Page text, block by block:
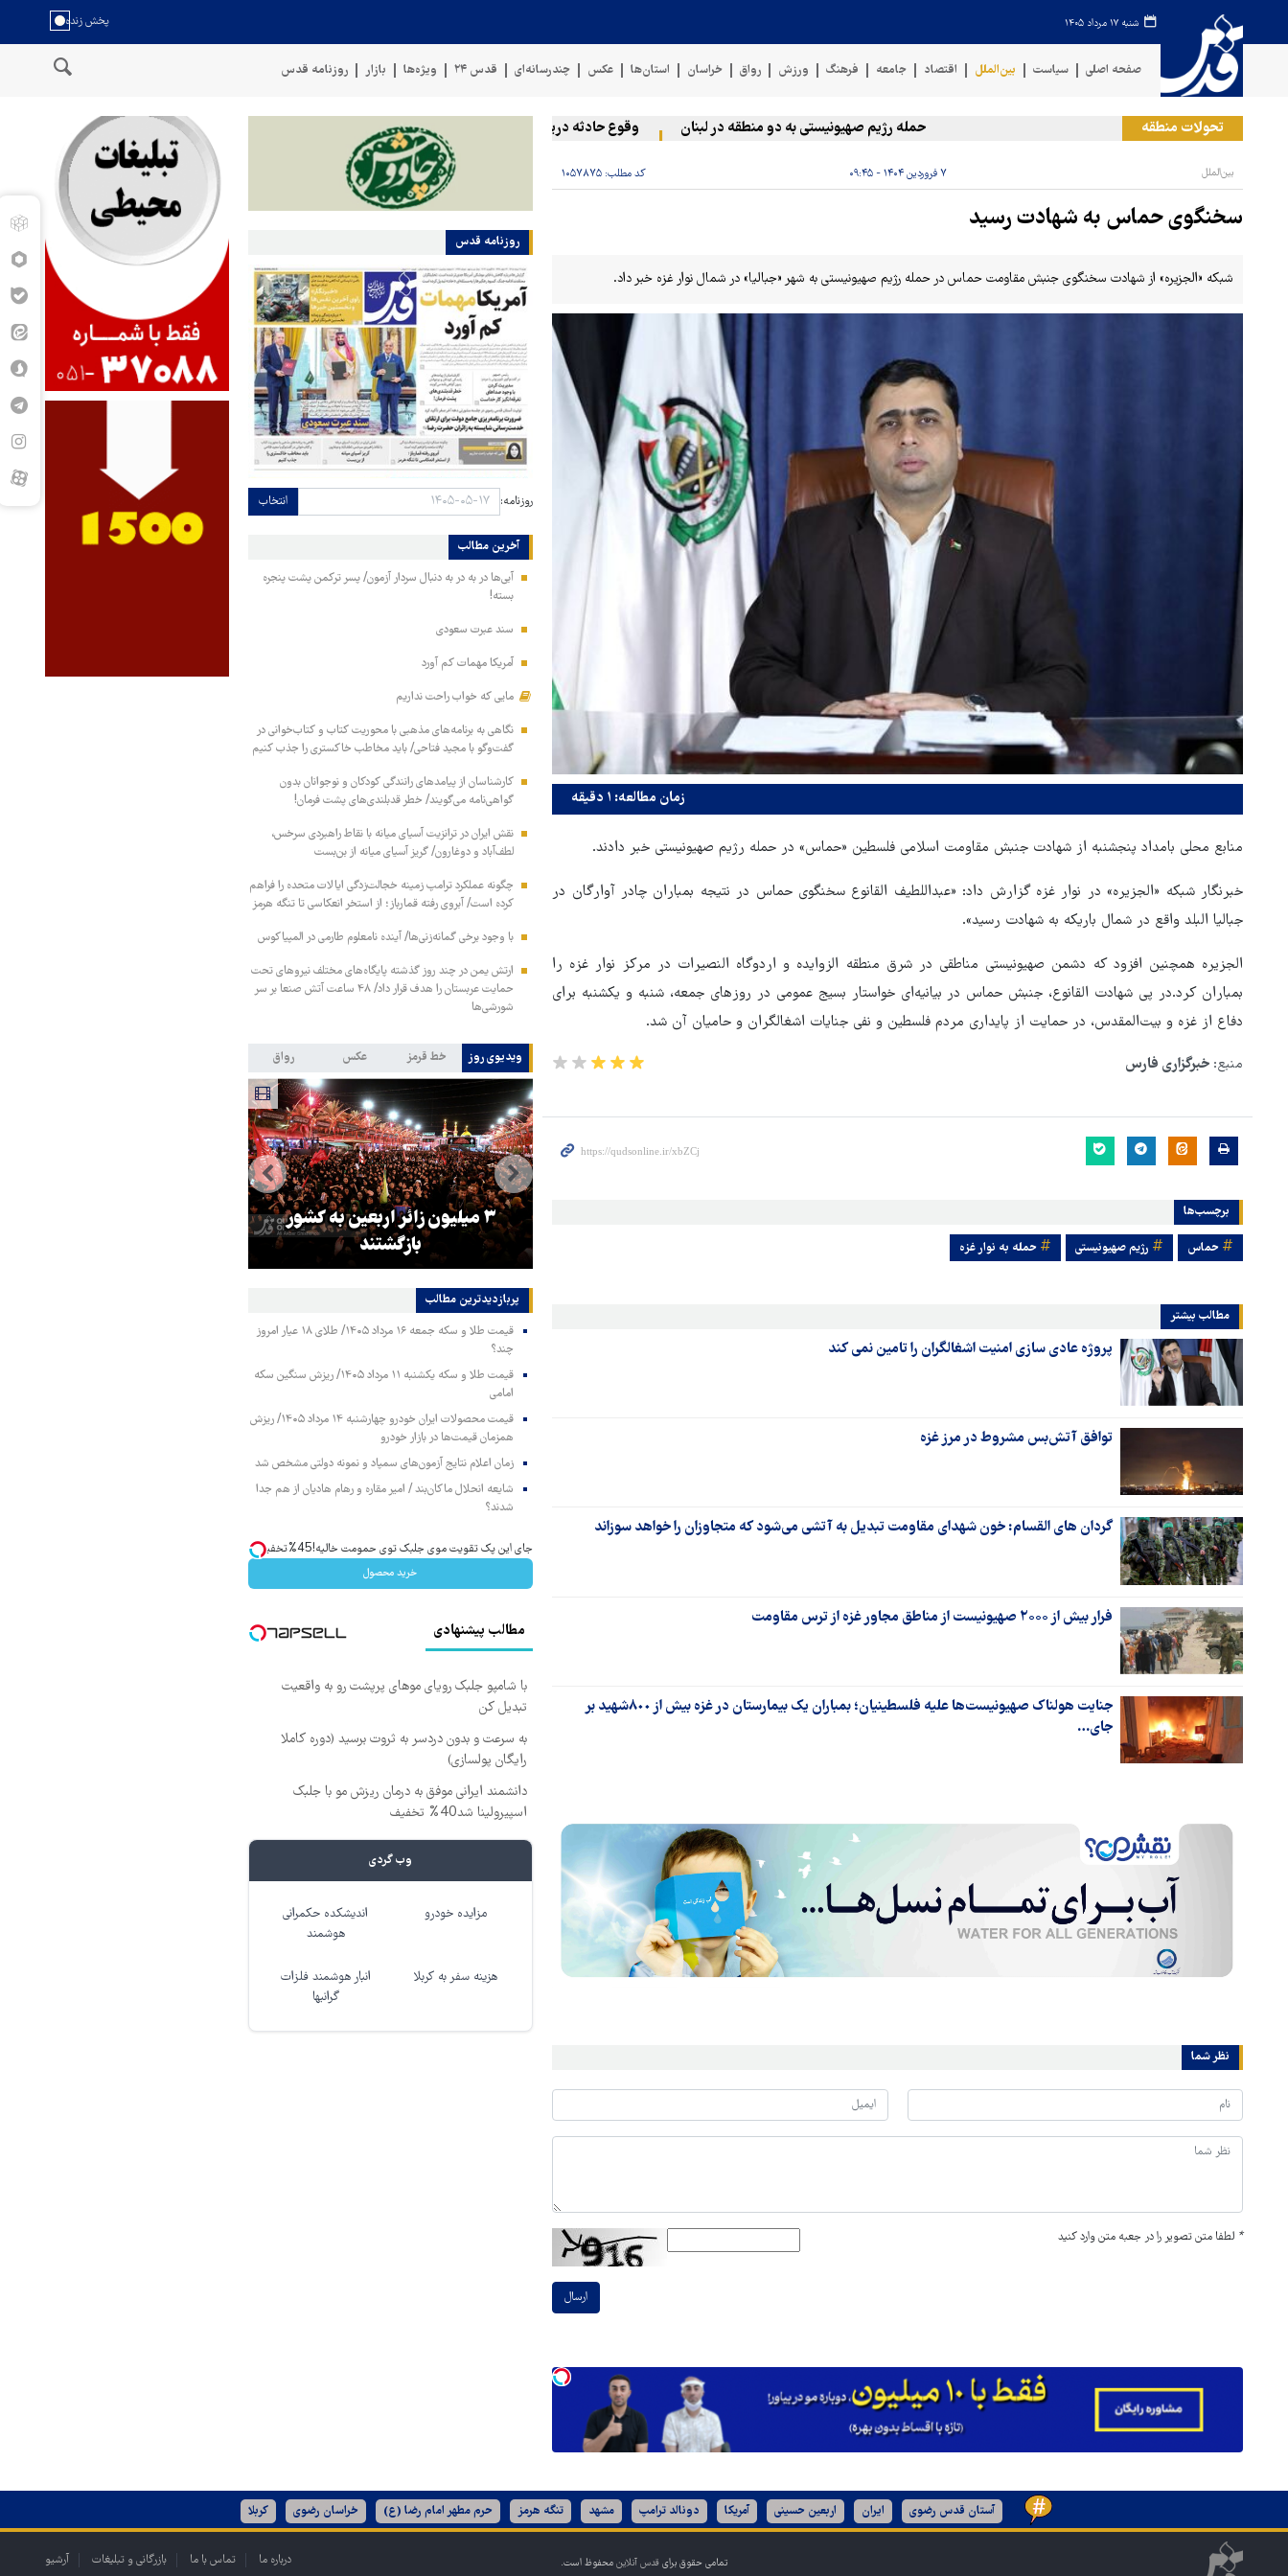
شنبه ۱۷ مرداد ۱۴۰۵
صفحه اصلی سیاست بین‌الملل اقتصاد جامعه فرهنگ ورزش رواق خراسان استان‌ها عکس چندرسانه‌ای قدس ۲۴ ویژه‌ها بازار روزنامه قدس
تحولات منطقه حمله رژیم صهیونیستی به دو منطقه در لبنان وقوع حادثه دریایی در سواحل عمان سخنگوی نیروهای مسلح یمن: کشتی نفتی عربستان را با موشک بالستیک هدف
بین‌الملل ۷ فروردین ۱۴۰۴ - ۰۹:۴۵ کد مطلب: ۱۰۵۷۸۷۵
سخنگوی حماس به شهادت رسید
شبکه «الجزیره» از شهادت سخنگوی جنبش مقاومت حماس در حمله رژیم صهیونیستی به شهر «جبالیا» در شمال نوار غزه خبر داد.
زمان مطالعه: ۱ دقیقه
منابع محلی بامداد پنجشنبه از شهادت جنبش مقاومت اسلامی فلسطین «حماس» در حمله رژیم صهیونیستی خبر دادند.
خبرنگار شبکه «الجزیره» در نوار غزه گزارش داد: «عبداللطیف القانوع سخنگوی حماس در نتیجه بمباران چادر آوارگان در
جبالیا البلد واقع در شمال باریکه به شهادت رسید».
الجزیره همچنین افزود که دشمن صهیونیستی مناطقی در شرق منطقه الزوایده و اردوگاه النصیرات در مرکز نوار غزه را
بمباران کرد.در پی شهادت القانوع، جنبش حماس در بیانیه‌ای خواستار بسیج عمومی در روزهای جمعه، شنبه و یکشنبه برای
دفاع از غزه و بیت‌المقدس، در حمایت از پایداری مردم فلسطین و نفی جنایات اشغالگران و حامیان آن شد.
منبع: خبرگزاری فارس
برچسب‌ها
حماس رژیم صهیونیستی حمله به نوار غزه
مطالب بیشتر
پروژه عادی سازی امنیت اشغالگران را تامین نمی کند
توافق آتش‌بس مشروط در مرز غزه
گردان های القسام: خون شهدای مقاومت تبدیل به آتشی می‌شود که متجاوزان را خواهد سوزاند
فرار بیش از ۲۰۰۰ صهیونیست از مناطق مجاور غزه از ترس مقاومت
جنایت هولناک صهیونیست‌ها علیه فلسطینیان؛ بمباران یک بیمارستان در غزه بیش از ٨٠٠شهید بر
جای…
نظر شما
* لطفا متن تصویر را در جعبه متن وارد کنید
ارسال
روزنامه قدس
روزنامه: انتخاب
آخرین مطالب
آبی‌ها در به در به دنبال سردار آزمون/ پسر ترکمن پشت پنجره
بسته!
سند عبرت سعودی
آمریکا مهمات کم آورد
مایی که خواب راحت نداریم
نگاهی به برنامه‌های مذهبی با محوریت کتاب و کتاب‌خوانی در
گفت‌وگو با مجید فتاحی/ باید مخاطب خاکستری را جذب کنیم
کارشناسان از پیامدهای رانندگی کودکان و نوجوانان بدون
گواهی‌نامه می‌گویند/ خطر قدبلندی‌های پشت فرمان!
نقش ایران در ترانزیت آسیای میانه با نقاط راهبردی سرخس،
لطف‌آباد و دوغارون/ گریز آسیای میانه از بن‌بست
چگونه عملکرد ترامپ زمینه خجالت‌زدگی ایالات متحده را فراهم
کرده است/ آبروی رفته قمارباز؛ از استخر انعکاسی تا تنگه هرمز
با وجود برخی گمانه‌زنی‌ها/ آینده نامعلوم طارمی در المپیاکوس
ارتش یمن در چند روز گذشته پایگاه‌های مختلف نیروهای تحت
حمایت عربستان را هدف قرار داد/ ۴۸ ساعت آتش صنعا بر سر
شورشی‌ها
ویدیوی روز خط قرمز عکس رواق
در منطقه درمانده کرد
۳ میلیون زائر اربعین به کشور
بازگشتند
پربازدیدترین‌ مطالب
قیمت طلا و سکه جمعه ۱۶ مرداد ۱۴۰۵/ طلای ۱۸ عیار امروز
چند؟
قیمت طلا و سکه یکشنبه ۱۱ مرداد ۱۴۰۵/ ریزش سنگین سکه
امامی
قیمت محصولات ایران خودرو چهارشنبه ۱۴ مرداد ۱۴۰۵/ ریزش
همزمان قیمت‌ها در بازار خودرو
زمان اعلام نتایج آزمون‌های سمپاد و نمونه دولتی مشخص شد
شایعه انحلال ماکان‌بند / امیر مقاره و رهام هادیان از هم جدا
شدند؟
جای این پک تقویت موی جلبک توی حمومت خالیه!45%تخفیف
خرید محصول
مطالب پیشنهادی
با شامپو جلبک رویای موهای پرپشت رو به واقعیت
تبدیل کن
به سرعت و بدون دردسر به ثروت برسید (دوره کاملا
رایگان پولسازی)
دانشمند ایرانی موفق به درمان ریزش مو با جلبک
اسپیرولینا شد40% تخفیف
وب گردی
مزایده خودرو
اندیشکده حکمرانی
هوشمند
هزینه سفر به کربلا
انبار هوشمند فلزات
گرانبها
آستان قدس رضوی ایران اربعین حسینی آمریکا دونالد ترامپ مشهد تنگه هرمز حرم مطهر امام رضا (ع) خراسان رضوی کربلا
تمامی حقوق برای قدس آنلاین محفوظ است. درباره ما تماس با ما بازرگانی و تبلیغات آرشیو